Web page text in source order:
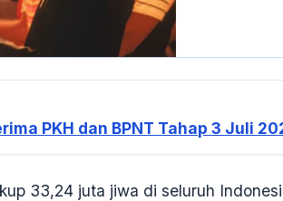
PKH dan BPNT Tahap 3 Juli
33,24 juta jiwa di seluruh